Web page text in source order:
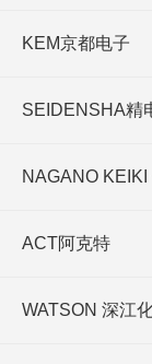
KEM京都电子
SEIDENSHA精
NAGANO KEIKI
ACT阿克特
WATSON 深江